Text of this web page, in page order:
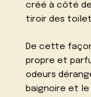
créé à côté
tiroir des
De cette
propre et
odeurs
baignoire et